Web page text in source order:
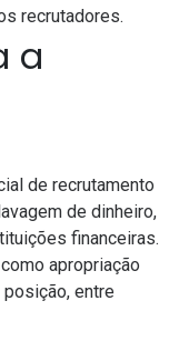
recrutadores.
a
de recrutamento
de dinheiro,
financeiras.
apropriação
entre